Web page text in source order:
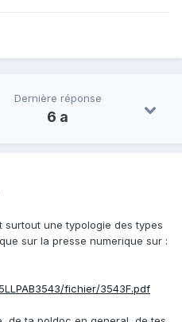
Dernière réponse
6 a
une typologie des types
sur la presse numerique sur :
fichier/3543F.pdf